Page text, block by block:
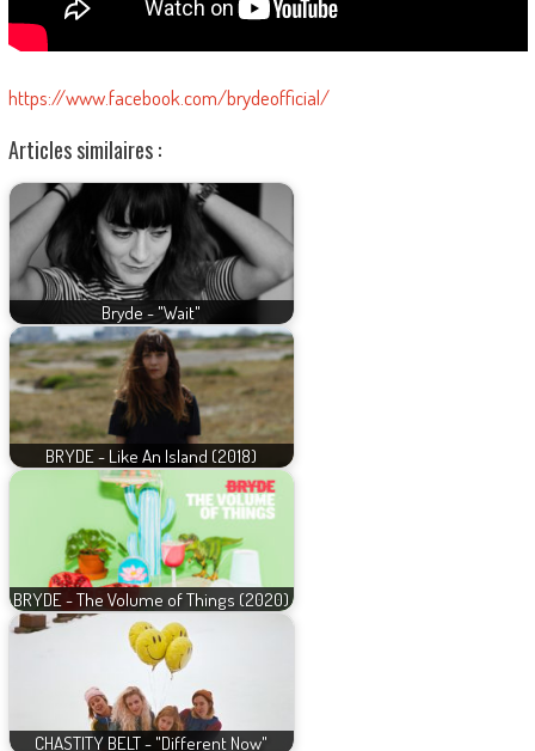
https://www.facebook.com/brydeofficial/
Articles similaires :
Bryde - "Wait"
BRYDE - Like An Island (2018)
BRYDE - The Volume of Things (2020)
CHASTITY BELT - "Different Now"